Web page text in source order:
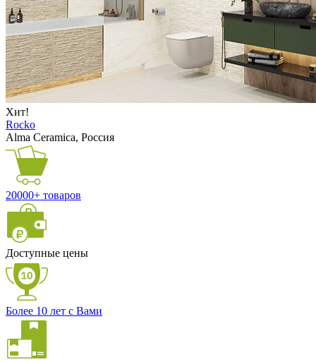
Хит!
Rocko
Alma Ceramica, Россия
20000+ товаров
Доступные цены
Более 10 лет с Вами